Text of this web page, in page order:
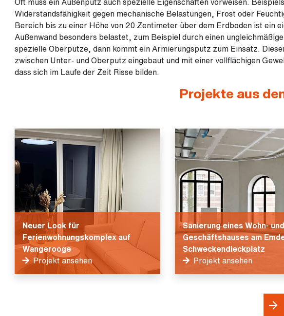
Oft muss ein Außenputz auch spezielle Eigenschaften vorweisen.
Widerstandsfähigkeit gegen mechanische Belastungen, Frost oder
Bereich bis zu einer Höhe von 20 Zentimeter über dem Erdboden ist ein
Außenwand besonders belastet, zum Beispiel durch einen
spezielle Oberputze, dann kommt ein Armierungsputz zum Einsatz.
zwischen Unter- und Oberputz eingebaut und mit einer vollflächigen
dass sich im Laufe der Zeit Risse bilden.
Projekte aus
Neuer Look für
Ferienwohnungskomplex auf
Wangerooge
Projekt ansehen
Sanierung eines Wohn- und
Geschäftshauses am
Schweckendieckplatz
Projekt ansehen